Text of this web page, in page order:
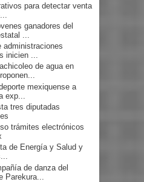
para detectar venta
ganadores del
...
administraciones
inicien ...
de agua en
mexiquense a
exp...
tres diputadas
trámites electrónicos
de Energía y Salud y
de danza del
Parekura...